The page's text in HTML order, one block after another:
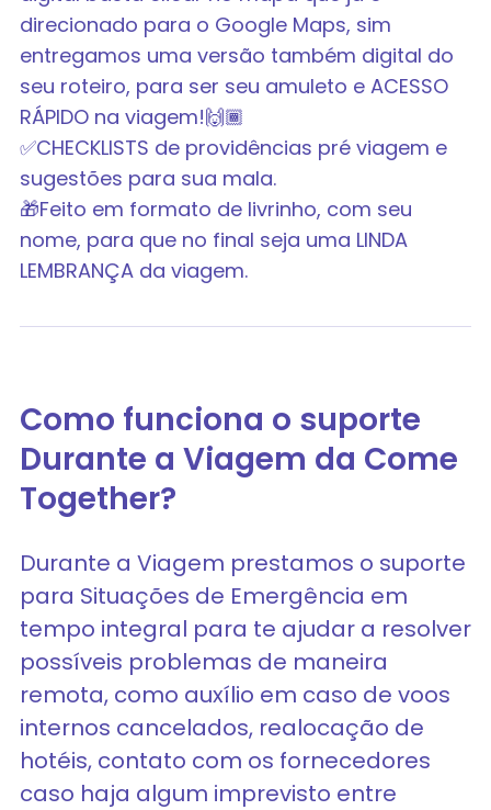
direcionado para o Google Maps, sim
entregamos uma versão também digital do
seu roteiro, para ser seu amuleto e ACESSO
RÁPIDO na viagem!🙌🏾
✅CHECKLISTS de providências pré viagem e
sugestões para sua mala.
🎁Feito em formato de livrinho, com seu
nome, para que no final seja uma LINDA
LEMBRANÇA da viagem.
Como funciona o suporte
Durante a Viagem da Come
Together?
Durante a Viagem prestamos o suporte
para Situações de Emergência em
tempo integral para te ajudar a resolver
possíveis problemas de maneira
remota, como auxílio em caso de voos
internos cancelados, realocação de
hotéis, contato com os fornecedores
caso haja algum imprevisto entre